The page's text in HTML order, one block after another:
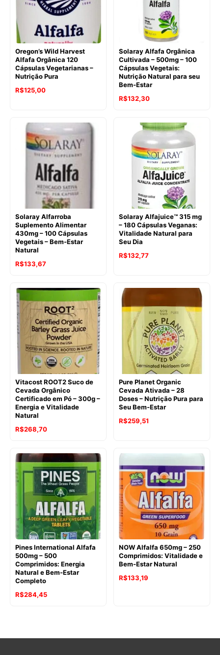
Oregon’s Wild Harvest
Alfafa Orgânica 120
Cápsulas Vegetarianas –
Nutrição Pura
O
era:
R$166,74.
R$125,00O
é:
R$125,00.
Solaray Alfafa Orgânica
Cultivada – 500mg – 100
Cápsulas Vegetais:
Nutrição Natural para seu
Bem-Estar
O
original
R$181,02.
R$132,30O
atual
é:
R$132,30.
Solaray Alfarroba
Suplemento Alimentar
430mg – 100 Cápsulas
Vegetais – Bem-Estar
Natural
O
original
era:
R$135,35.
R$133,67O
atual
é:
R$133,67.
Solaray Alfajuice™ 315 mg
– 180 Cápsulas Veganas:
Vitalidade Natural para
Seu Dia
O
era:
R$185,12.
R$132,77O
R$132,77.
Vitacost ROOT2 Suco de
Cevada Orgânico
Certificado em Pó – 300g –
Energia e Vitalidade
Natural
R$268,70
Pure Planet Organic
Cevada Ativada – 28
Doses – Nutrição Pura para
Seu Bem-Estar
O
era:
R$278,72.
R$259,51
R$259,51.
Pines International Alfafa
500mg – 500
Comprimidos: Energia
Natural e Bem-Estar
Completo
O
R$284,45O
NOW Alfalfa 650mg – 250
Comprimidos: Vitalidade e
Bem-Estar Natural
O
R$133,19